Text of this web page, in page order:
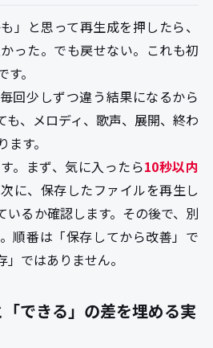
」と思って再生成を押したら、
った。でも戻せない。これも初
。
回少しずつ違う結果になるから
も、メロディ、歌声、展開、終わ
す。
。まず、気に入ったら10秒以内
に、保存したファイルを再生し
いるか確認します。その後で、別
順番は「保存してから改善」で
ではありません。
「できる」の差を埋める実